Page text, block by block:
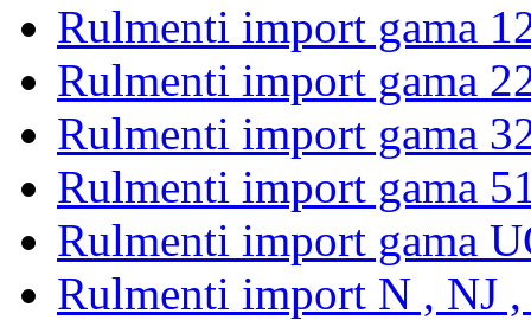
Rulmenti import gama
Rulmenti import gama
Rulmenti import gama
Rulmenti import gama
Rulmenti import gama
Rulmenti import N , NJ